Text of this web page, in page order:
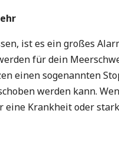
ist es ein großes
für dein
einen sogenannten
werden kann.
Krankheit oder